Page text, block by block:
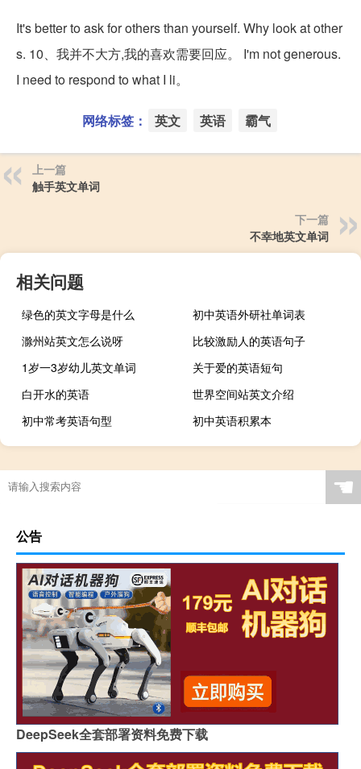
It's better to ask for others than yourself. Why look at other
s. 10、我并不大方,我的喜欢需要回应。 I'm not generous.
I need to respond to what I li。
网络标签： 英文 英语 霸气
上一篇
触手英文单词
下一篇
不幸地英文单词
相关问题
绿色的英文字母是什么
初中英语外研社单词表
滁州站英文怎么说呀
比较激励人的英语句子
1岁一3岁幼儿英文单词
关于爱的英语短句
白开水的英语
世界空间站英文介绍
初中常考英语句型
初中英语积累本
☚
公告
DeepSeek全套部署资料免费下载